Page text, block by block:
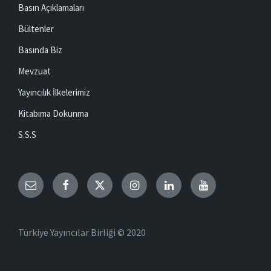
Basın Açıklamaları
Bültenler
Basında Biz
Mevzuat
Yayıncılık İlkelerimiz
Kitabıma Dokunma
S.S.S
Email Facebook TwitterInstagramLinkedInYouTube
Türkiye Yayıncılar Birliği © 2020